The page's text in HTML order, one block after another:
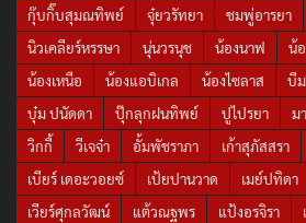
กุ๊บกิ๊บสุมณทิพย์ จุ๋ยวรัทยา ชมพู่อารยา
นิวเคลียร์หรรษา
นุ่นวรนุช น้องนาฟ น้
น้องเหนือ
น้องแอบิเกล น้องไซลาส บี
บุ๋ม ปนัดดา
ปุ๊กลุกฝนทิพย์ ปูไปรยา ม
วิกกี้
วีเจจ๋า อั้มพัชราภา เก้าสุภัสสรา
เบียร์ เดอะวอยซ์
เป้ยปานวาด เมย์ปทิดา
เวียร์ศุกลวัฒน์
แต้วณฐพร แป้งอรจิรา